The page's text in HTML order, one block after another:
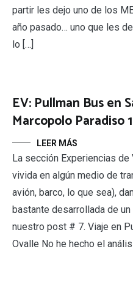
partir les dejo uno de los
año pasado… uno que les
lo […]
EV: Pullman Bus en
Marcopolo Paradiso
LEER MÁS
La sección Experiencias
vivida en algún medio de
avión, barco, lo que sea),
bastante desarrollada de
nuestro post # 7. Viaje en
Ovalle No he hecho el